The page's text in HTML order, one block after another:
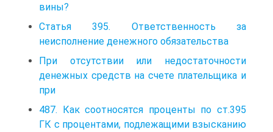
вины?
Статья 395. Ответственность за
неисполнение денежного обязательства
При отсутствии или недостаточности
денежных средств на счете плательщика и
при
487. Как соотносятся проценты по ст.395
ГК с процентами, подлежащими взысканию